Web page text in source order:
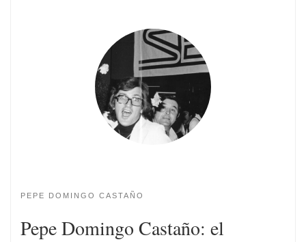
PEPE DOMINGO CASTAÑO
Pepe Domingo Castaño: el